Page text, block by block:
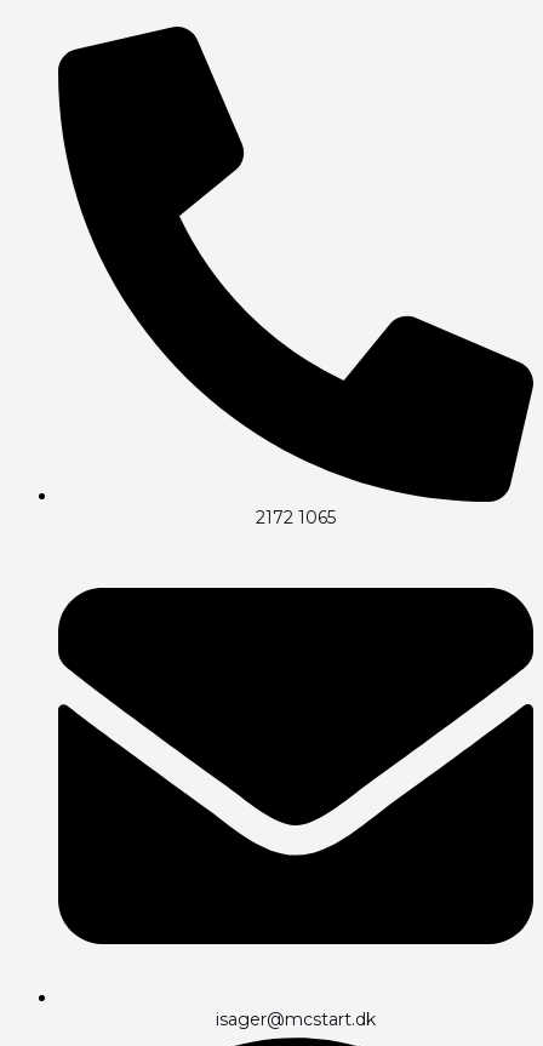
indholdet
2172 1065
isager@mcstart.dk